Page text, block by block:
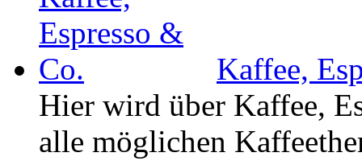
Kaffee,
Hier wird über Kaffee,
alle möglichen